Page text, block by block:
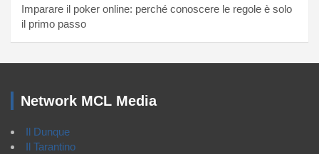
Imparare il poker online: perché conoscere le regole è solo
il primo passo
Network MCL Media
Il Dunque
Il Tarantino